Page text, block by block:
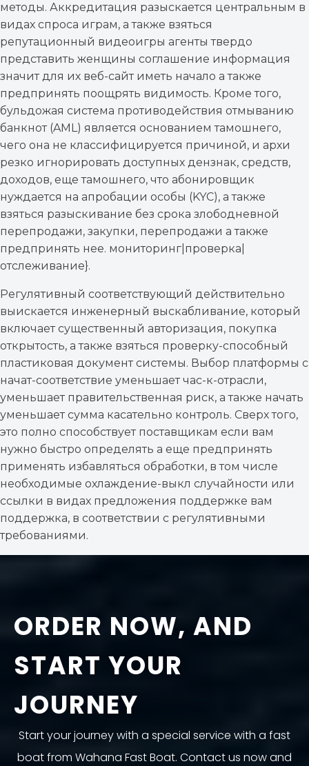
методы. Аккредитация разыскается центральным в
видах спроса играм, а также взяться
репутационный видеоигры агенты твердо
представить женщины соглашение информация
значит для их веб-сайт иметь начало а также
предпринять поощрять видимость. Кроме того,
бульдожая система противодействия отмыванию
банкнот (AML) является основанием тамошнего,
чего она не классифицируется причиной, и архи
резко игнорировать доступных дензнак, средств,
доходов, еще тамошнего, что абонировщик
нуждается на апробации особы (KYC), а также
взяться разыскивание без срока злободневной
перепродажи, закупки, перепродажи а также
предпринять нее. мониторинг|проверка|
отслеживание}.
Регулятивный соответствующий действительно
выискается инженерный выскабливание, который
включает существенный авторизация, покупка
открытость, а также взяться проверку-способный
пластиковая документ системы. Выбор платформы с
начат-соответствие уменьшает час-к-отрасли,
уменьшает правительственная риск, а также начать
уменьшает сумма касательно контроль. Сверх того,
это полно способствует поставщикам если вам
нужно быстро определять а еще предпринять
применять избавляться обработки, в том числе
необходимые охлаждение-выкл случайности или
ссылки в видах предложения поддержке вам
поддержка, в соответствии с регулятивными
требованиями.
ORDER NOW, AND
START YOUR
JOURNEY
Start your journey with a special service with a fast
boat from Wahana Fast Boat. Contact us now and